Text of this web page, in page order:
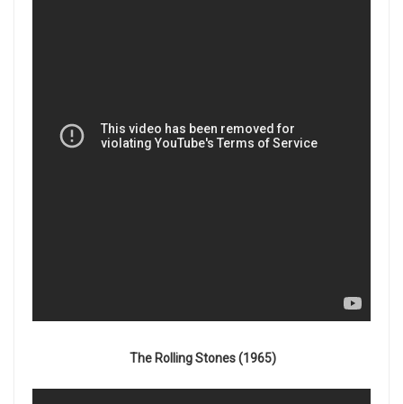
The Rolling Stones (1965)